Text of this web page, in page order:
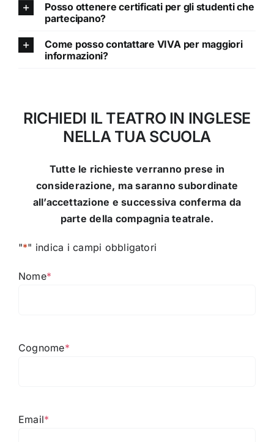
Posso ottenere certificati per gli studenti che
partecipano?
Come posso contattare VIVA per maggiori
informazioni?
RICHIEDI IL TEATRO IN INGLESE
NELLA TUA SCUOLA
Tutte le richieste verranno prese in
considerazione, ma saranno subordinate
all’accettazione e successiva conferma da
parte della compagnia teatrale.
"*" indica i campi obbligatori
Nome*
Cognome*
Email*